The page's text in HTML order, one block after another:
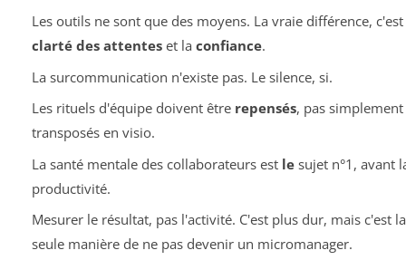
Les outils ne sont que des moyens. La vraie différence, c'est
clarté des attenteset la confiance.
La surcommunication n'existe pas. Le silence, si.
Les rituels d'équipe doivent être repensés, pas simplement
transposés en visio.
La santé mentale des collaborateurs est lesujet n°1, avant
productivité.
Mesurer le résultat, pas l'activité. C'est plus dur, mais c'est la
seule manière de ne pas devenir un micromanager.